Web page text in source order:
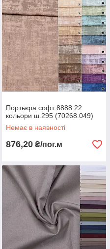
Портьєра софт 8888 22
кольори ш.295 (70268.049)
Немає в наявності
876,20 ₴/пог.м